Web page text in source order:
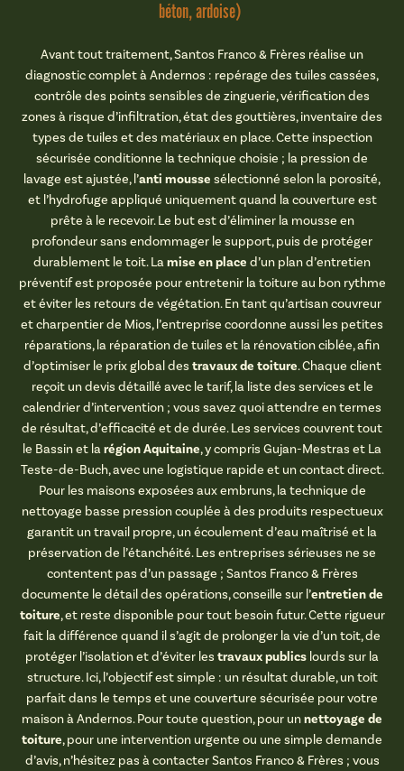
béton, ardoise)
Avant tout traitement, Santos Franco & Frères réalise un
diagnostic complet à Andernos : repérage des tuiles cassées,
contrôle des points sensibles de zinguerie, vérification des
zones à risque d’infiltration, état des gouttières, inventaire des
types de tuiles et des matériaux en place. Cette inspection
sécurisée conditionne la technique choisie ; la pression de
lavage est ajustée, l’anti mousse sélectionné selon la porosité,
et l’hydrofuge appliqué uniquement quand la couverture est
prête à le recevoir. Le but est d’éliminer la mousse en
profondeur sans endommager le support, puis de protéger
durablement le toit. Lamise en place d’un plan d’entretien
préventif est proposée pour entretenir la toiture au bon rythme
et éviter les retours de végétation. En tant qu’artisan couvreur
et charpentier de Mios, l’entreprise coordonne aussi les petites
réparations, la réparation de tuiles et la rénovation ciblée, afin
d’optimiser le prix global des travaux de toiture. Chaque client
reçoit un devis détaillé avec le tarif, la liste des services et le
calendrier d’intervention ; vous savez quoi attendre en termes
de résultat, d’efficacité et de durée. Les services couvrent tout
le Bassin et larégion Aquitaine, y compris Gujan-Mestras et La
Teste-de-Buch, avec une logistique rapide et un contact direct.
Pour les maisons exposées aux embruns, la technique de
nettoyage basse pression couplée à des produits respectueux
garantit un travail propre, un écoulement d’eau maîtrisé et la
préservation de l’étanchéité. Les entreprises sérieuses ne se
contentent pas d’un passage ; Santos Franco & Frères
documente le détail des opérations, conseille sur l’entretien de
toiture, et reste disponible pour tout besoin futur. Cette rigueur
fait la différence quand il s’agit de prolonger la vie d’un toit, de
protéger l’isolation et d’éviter les travaux publics lourds sur la
structure. Ici, l’objectif est simple : un résultat durable, un toit
parfait dans le temps et une couverture sécurisée pour votre
maison à Andernos. Pour toute question, pour unnettoyage de
toiture, pour une intervention urgente ou une simple demande
d’avis, n’hésitez pas à contacter Santos Franco & Frères ; vous